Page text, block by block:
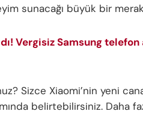
sunacağı büyük bir
Vergisiz Samsung
Sizce Xiaomi’nin yeni
belirtebilirsiniz. Daha